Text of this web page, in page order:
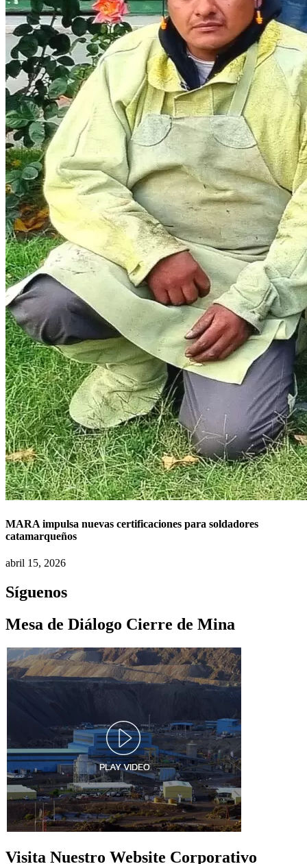
MARA impulsa nuevas certificaciones para soldadores
catamarqueños
abril 15, 2026
Síguenos
Mesa de Diálogo Cierre de Mina
Visita Nuestro Website Corporativo